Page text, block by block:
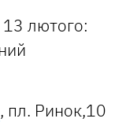
, пл. Ринок,10